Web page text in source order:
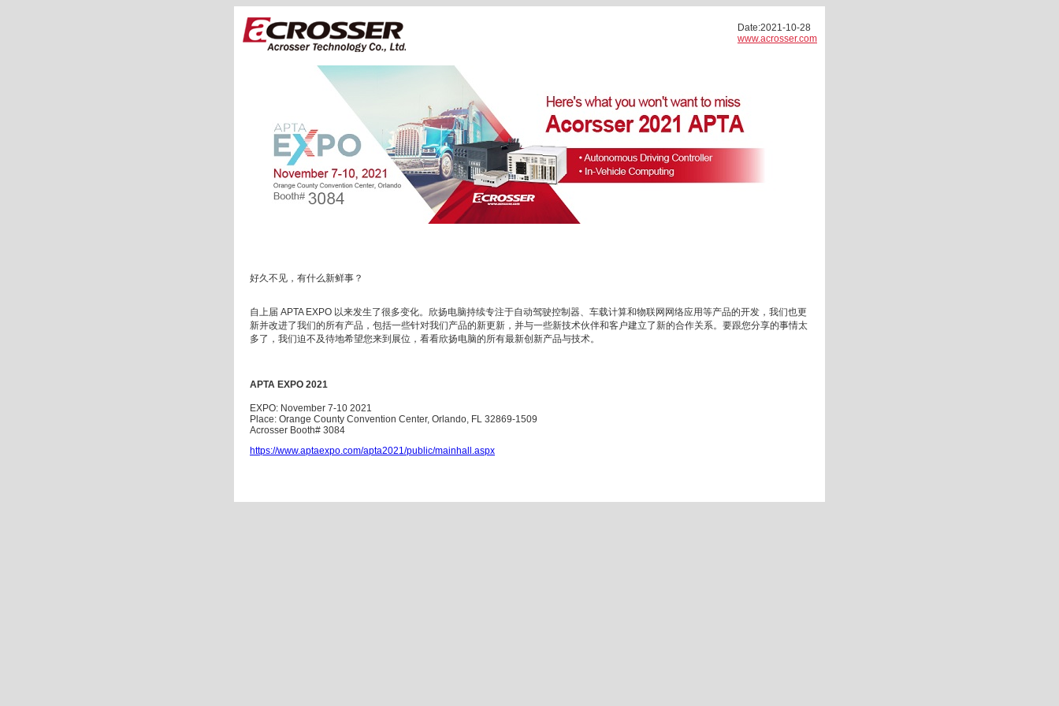
Date:2021-10-28
www.acrosser.com
好久不见，有什么新鲜事？
自上届 APTA EXPO 以来发生了很多变化。欣扬电脑持续专注于自动驾驶控制器、车载计算和物联网网络应用等产品的开发，我们也更
新并改进了我们的所有产品，包括一些针对我们产品的新更新，并与一些新技术伙伴和客户建立了新的合作关系。要跟您分享的事情太
多了，我们迫不及待地希望您来到展位，看看欣扬电脑的所有最新创新产品与技术。
APTA EXPO 2021
EXPO: November 7-10 2021
Place: Orange County Convention Center, Orlando, FL 32869-1509
Acrosser Booth# 3084
https://www.aptaexpo.com/apta2021/public/mainhall.aspx